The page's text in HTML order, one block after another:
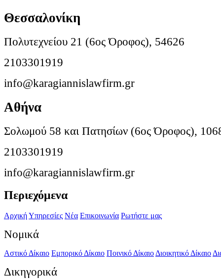
Θεσσαλονίκη
Πολυτεχνείου 21 (6ος Όροφος), 54626
2103301919
info@karagiannislawfirm.gr
Αθήνα
Σολωμού 58 και Πατησίων (6ος Όροφος),
2103301919
info@karagiannislawfirm.gr
Περιεχόμενα
ΑρχικήΥπηρεσίες Νέα Επικοινωνία Ρωτήστε μας
Νομικά
Αστικό Δίκαιο Εμπορικό Δίκαιο Ποινικό Δίκαιο Διοικητικό Δίκαιο
Δικηγορικά